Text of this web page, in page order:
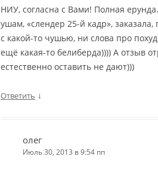
НИУ, согласна с Вами! Полная
ушам, «слендер 25-й кадр»,
с какой-то чушью, ни слова про
ещё какая-то белиберда)))) А отзыв
естественно оставить не дают)))
Ответить ↓
олег
Июль 30, 2013 в 9:54 пп